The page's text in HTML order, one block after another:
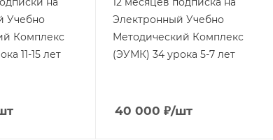
Учебно
Комплекс
11-15 лет
Электронный Учебно
Методический Комплекс
(ЭУМК) 34 урока 5-7 лет
40 000 ₽/шт